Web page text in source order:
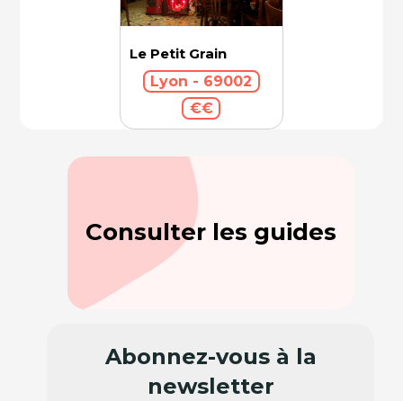
Le Petit Grain
Lyon - 69002
€€
Consulter les guides
Abonnez-vous à la
newsletter